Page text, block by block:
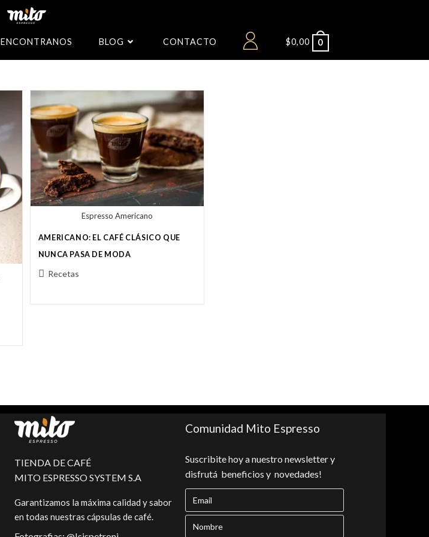
ENCONTRANOS BLOG CONTACTO $0,00 0
Espresso Americano
AMERICANO: EL CAFÉ CLÁSICO QUE
NUNCA PASA DE MODA
Recetas
TIENDA DE CAFÉ
MITO ESPRESSO SYSTEM S.A
Garantizamos la máxima calidad y sabor
en todas nuestras cápsulas de café.
Comunidad Mito Espresso
Suscribite hoy a nuestro newsletter y
disfrutá beneficios y novedades!